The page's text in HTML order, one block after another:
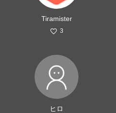
Tiramister
3
ヒロ